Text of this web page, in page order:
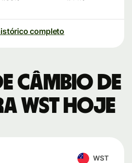
completo
câmbio de
WST hoje
WST